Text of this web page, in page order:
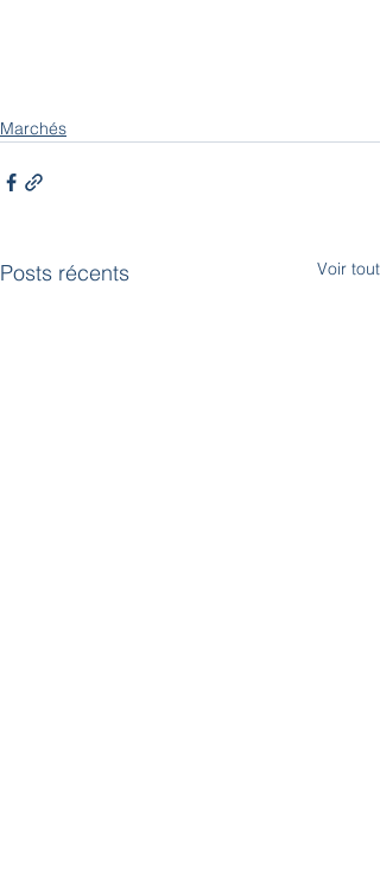
Marchés
Posts récents Voir tout